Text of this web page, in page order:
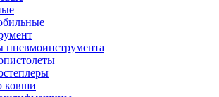
пневмоинструмента
ковши